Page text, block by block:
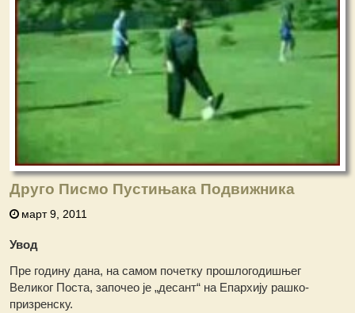
Друго Писмо Пустињака Подвижника
март 9, 2011
Увод
Пре годину дана, на самом почетку прошлогодишњег
Великог Поста, започео је „десант“ на Епархију рашко-
призренску.